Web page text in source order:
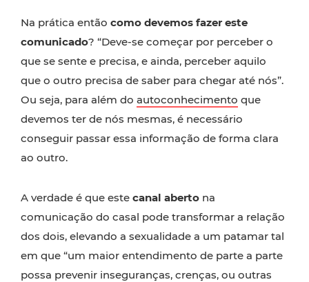
Na prática então como devemos fazer este
comunicado? “Deve-se começar por perceber o
que se sente e precisa, e ainda, perceber aquilo
que o outro precisa de saber para chegar até nós”.
Ou seja, para além do autoconhecimento que
devemos ter de nós mesmas, é necessário
conseguir passar essa informação de forma clara
ao outro.
A verdade é que este canal aberto na
comunicação do casal pode transformar a relação
dos dois, elevando a sexualidade a um patamar tal
em que “um maior entendimento de parte a parte
possa prevenir inseguranças, crenças, ou outras